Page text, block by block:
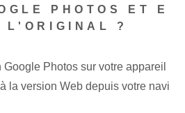
PHOTOS ET E
L'ORIGINAL ?
Photos sur votre appareil
la version Web depuis votre navi